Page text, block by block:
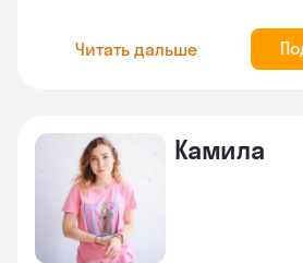
Читать дальше
Камила